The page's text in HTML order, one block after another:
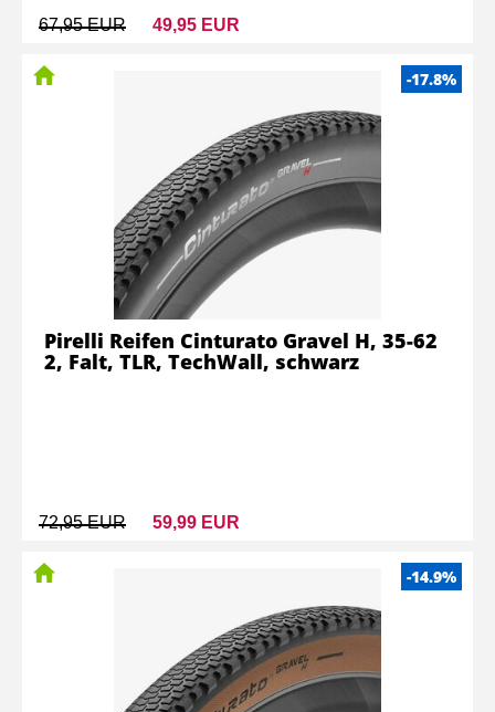
67,95 EUR 49,95 EUR
-17.8%
72,95 EUR 59,99 EUR
Pirelli Reifen Cinturato Gravel H, 35-62
2, Falt, TLR, TechWall, schwarz
-14.9%